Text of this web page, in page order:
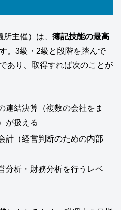
主催）は、 簿記技能の最高
。3級・2級と段階を踏んで
あり、取得すれば次のことが
連結決算（複数の会社をま
が扱える
計（経営判断のための内部
分析・財務分析を行うレベ